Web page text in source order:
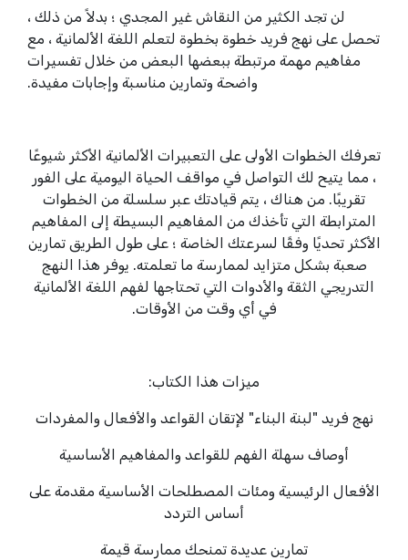
لن تجد الكثير من النقاش غير المجدي ؛ بدلاً من ذلك ،
تحصل على نهج فريد خطوة بخطوة لتعلم اللغة الألمانية ، مع
مفاهيم مهمة مرتبطة ببعضها البعض من خلال تفسيرات
واضحة وتمارين مناسبة وإجابات مفيدة.
تعرفك الخطوات الأولى على التعبيرات الألمانية الأكثر شيوعًا
، مما يتيح لك التواصل في مواقف الحياة اليومية على الفور
تقريبًا. من هناك ، يتم قيادتك عبر سلسلة من الخطوات
المترابطة التي تأخذك من المفاهيم البسيطة إلى المفاهيم
الأكثر تحديًا وفقًا لسرعتك الخاصة ؛ على طول الطريق تمارين
صعبة بشكل متزايد لممارسة ما تعلمته. يوفر هذا النهج
التدريجي الثقة والأدوات التي تحتاجها لفهم اللغة الألمانية
في أي وقت من الأوقات.
ميزات هذا الكتاب:
نهج فريد "لبنة البناء" لإتقان القواعد والأفعال والمفردات
أوصاف سهلة الفهم للقواعد والمفاهيم الأساسية
الأفعال الرئيسية ومئات المصطلحات الأساسية مقدمة على
أساس التردد
تمارين عديدة تمنحك ممارسة قيمة